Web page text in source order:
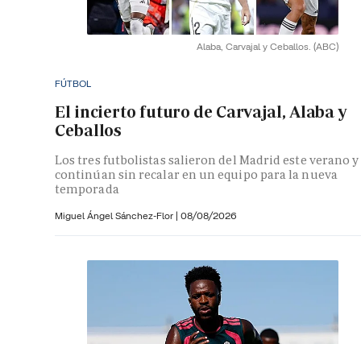
Alaba, Carvajal y Ceballos. (ABC)
FÚTBOL
El incierto futuro de Carvajal, Alaba y
Ceballos
Los tres futbolistas salieron del Madrid este verano y
continúan sin recalar en un equipo para la nueva
temporada
Miguel Ángel Sánchez-Flor | 08/08/2026